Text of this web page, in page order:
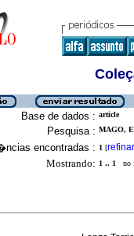
Base de dados : article
Pesquisa : MAGO,
encontradas : 1 [refinar
Mostrando: 1 .. 1 no